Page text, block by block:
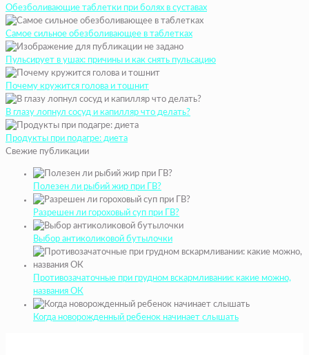
Обезболивающие таблетки при болях в суставах
Самое сильное обезболивающее в таблетках
Пульсирует в ушах: причины и как снять пульсацию
Почему кружится голова и тошнит
В глазу лопнул сосуд и капилляр что делать?
Продукты при подагре: диета
Свежие публикации
Полезен ли рыбий жир при ГВ?
Разрешен ли гороховый суп при ГВ?
Выбор антиколиковой бутылочки
Противозачаточные при грудном вскармливании: какие можно,
названия ОК
Когда новорожденный ребенок начинает слышать